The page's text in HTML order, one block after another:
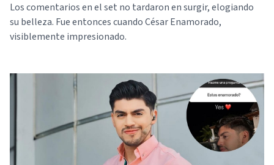
Los comentarios en el set no tardaron en surgir, elogiando
su belleza. Fue entonces cuando César Enamorado,
visiblemente impresionado.